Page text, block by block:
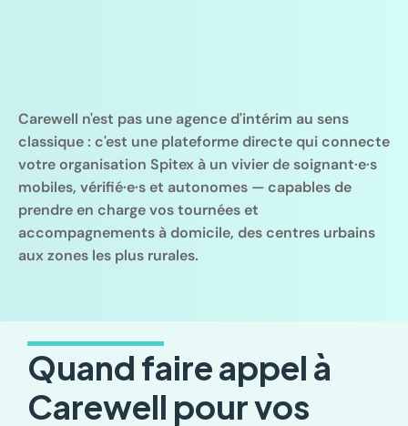
Carewell n'est pas une agence d'intérim au sens
classique : c'est une plateforme directe qui connecte
votre organisation Spitex à un vivier de soignant·e·s
mobiles, vérifié·e·s et autonomes — capables de
prendre en charge vos tournées et
accompagnements à domicile, des centres urbains
aux zones les plus rurales.
Quand faire appel à
Carewell pour vos